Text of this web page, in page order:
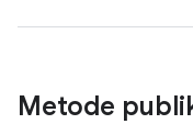
Metode